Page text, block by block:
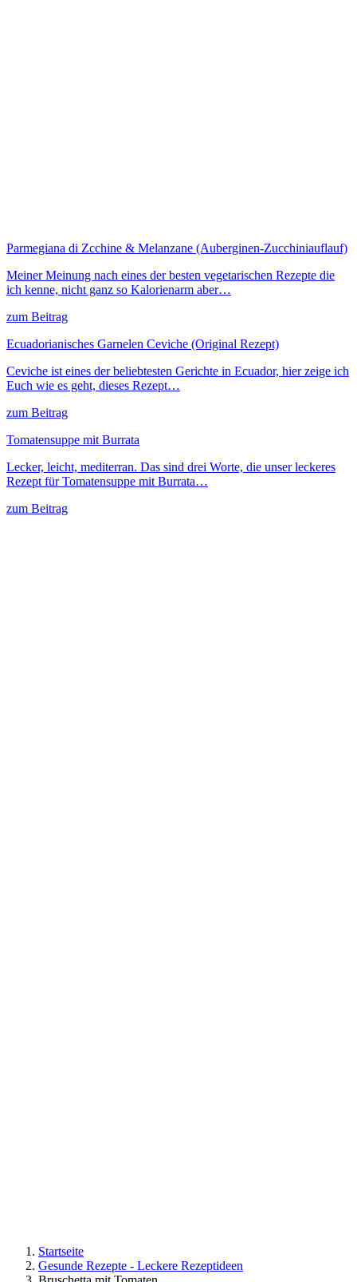
Parmegiana di Zcchine & Melanzane (Auberginen-Zucchiniauflauf)
Meiner Meinung nach eines der besten vegetarischen Rezepte die
ich kenne, nicht ganz so Kalorienarm aber…
zum Beitrag
Ecuadorianisches Garnelen Ceviche (Original Rezept)
Ceviche ist eines der beliebtesten Gerichte in Ecuador, hier zeige ich
Euch wie es geht, dieses Rezept…
zum Beitrag
Tomatensuppe mit Burrata
Lecker, leicht, mediterran. Das sind drei Worte, die unser leckeres
Rezept für Tomatensuppe mit Burrata…
zum Beitrag
Startseite
Gesunde Rezepte - Leckere Rezeptideen